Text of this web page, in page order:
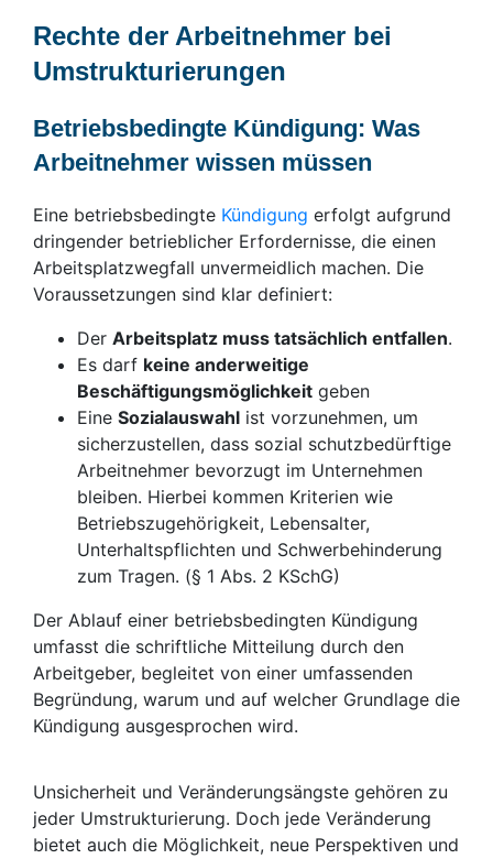
Rechte der Arbeitnehmer bei
Umstrukturierungen
Betriebsbedingte Kündigung: Was
Arbeitnehmer wissen müssen
Eine betriebsbedingte Kündigung erfolgt aufgrund
dringender betrieblicher Erfordernisse, die einen
Arbeitsplatzwegfall unvermeidlich machen. Die
Voraussetzungen sind klar definiert:
Der Arbeitsplatz muss tatsächlich entfallen.
Es darf keine anderweitige
Beschäftigungsmöglichkeit geben
Eine Sozialauswahl ist vorzunehmen, um
sicherzustellen, dass sozial schutzbedürftige
Arbeitnehmer bevorzugt im Unternehmen
bleiben. Hierbei kommen Kriterien wie
Betriebszugehörigkeit, Lebensalter,
Unterhaltspflichten und Schwerbehinderung
zum Tragen. (§ 1 Abs. 2 KSchG)
Der Ablauf einer betriebsbedingten Kündigung
umfasst die schriftliche Mitteilung durch den
Arbeitgeber, begleitet von einer umfassenden
Begründung, warum und auf welcher Grundlage die
Kündigung ausgesprochen wird.
Unsicherheit und Veränderungsängste gehören zu
jeder Umstrukturierung. Doch jede Veränderung
bietet auch die Möglichkeit, neue Perspektiven und